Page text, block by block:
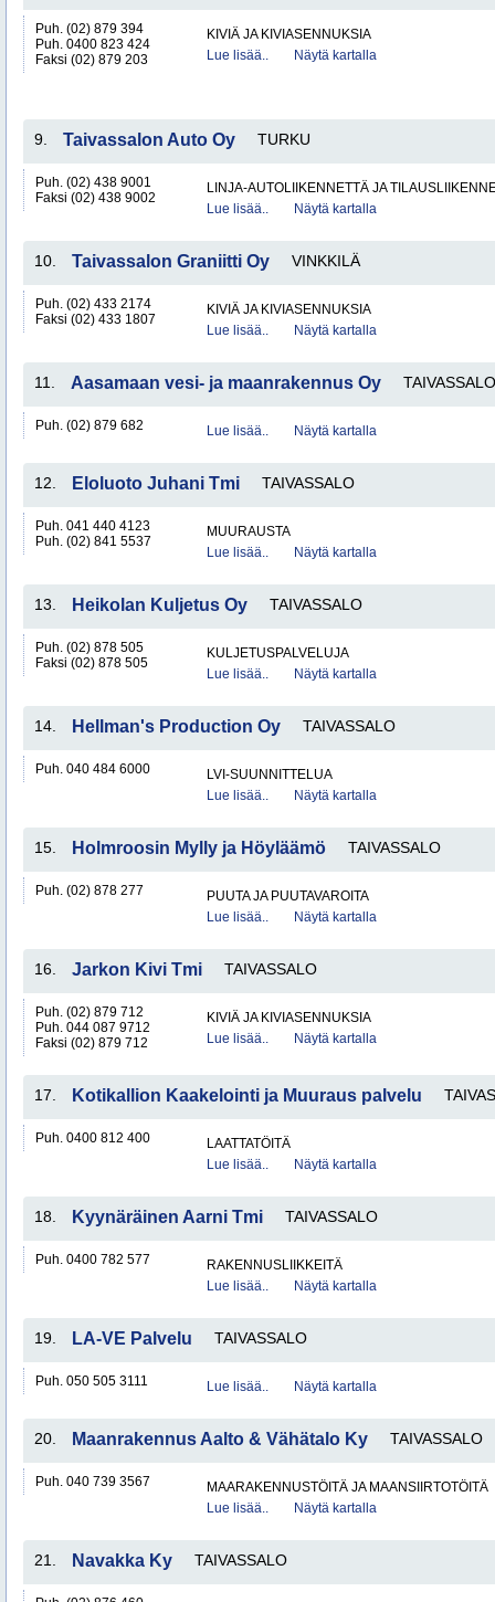
Puh. (02) 879 394
Puh. 0400 823 424
Faksi (02) 879 203
KIVIÄ JA KIVIASENNUKSIA
Lue lisää..
Näytä kartalla
9. Taivassalon Auto Oy TURKU
Puh. (02) 438 9001
Faksi (02) 438 9002
LINJA-AUTOLIIKENNETTÄ JA
Lue lisää..
Näytä kartalla
10. Taivassalon Graniitti Oy VINKKILÄ
Puh. (02) 433 2174
Faksi (02) 433 1807
KIVIÄ JA KIVIASENNUKSIA
Lue lisää..
Näytä kartalla
11. Aasamaan vesi- ja maanrakennus Oy TAIVASSALO
Puh. (02) 879 682 Lue lisää.. Näytä kartalla
12. Eloluoto Juhani Tmi TAIVASSALO
Puh. 041 440 4123
Puh. (02) 841 5537
MUURAUSTA
Lue lisää..
Näytä kartalla
13. Heikolan Kuljetus Oy TAIVASSALO
Puh. (02) 878 505
Faksi (02) 878 505
KULJETUSPALVELUJA
Lue lisää..
Näytä kartalla
14. Hellman's Production Oy TAIVASSALO
Puh. 040 484 6000
LVI-SUUNNITTELUA
Lue lisää..
Näytä kartalla
15. Holmroosin Mylly ja Höyläämö TAIVASSALO
Puh. (02) 878 277
PUUTA JA PUUTAVAROITA
Lue lisää..
Näytä kartalla
16. Jarkon Kivi Tmi TAIVASSALO
Puh. (02) 879 712
Puh. 044 087 9712
Faksi (02) 879 712
KIVIÄ JA KIVIASENNUKSIA
Lue lisää..
Näytä kartalla
17. Kotikallion Kaakelointi ja Muuraus palvelu
Puh. 0400 812 400
LAATTATÖITÄ
Lue lisää..
Näytä kartalla
18. Kyynäräinen Aarni Tmi TAIVASSALO
Puh. 0400 782 577
RAKENNUSLIIKKEITÄ
Lue lisää..
Näytä kartalla
19. LA-VE Palvelu TAIVASSALO
Puh. 050 505 3111 Lue lisää.. Näytä kartalla
20. Maanrakennus Aalto & Vähätalo Ky TAIVASSALO
Puh. 040 739 3567
MAARAKENNUSTÖITÄ JA MAANSIIRTOTÖITÄ
Lue lisää..
Näytä kartalla
21. Navakka Ky TAIVASSALO